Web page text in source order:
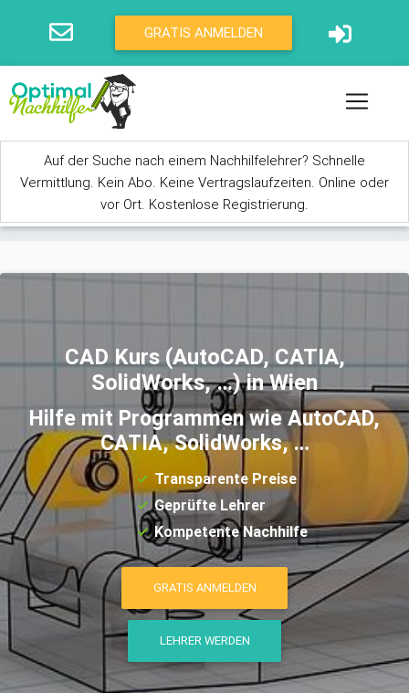
GRATIS ANMELDEN
Auf der Suche nach einem Nachhilfelehrer? Schnelle
Vermittlung. Kein Abo. Keine Vertragslaufzeiten. Online oder
vor Ort. Kostenlose Registrierung.
CAD Kurs (AutoCAD, CATIA,
SolidWorks, …) in Wien
Hilfe mit Programmen wie AutoCAD,
CATIA, SolidWorks, …
Transparente Preise
Geprüfte Lehrer
Kompetente Nachhilfe
GRATIS ANMELDEN
LEHRER WERDEN